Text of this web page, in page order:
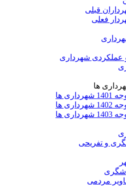
قبلی
فعلی
عملکردی شهرداری
ها
ها
ها
ها
و تفریحی
مردمی